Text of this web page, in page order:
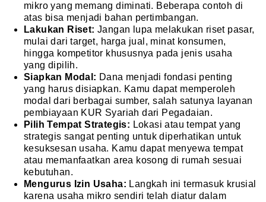
mikro yang memang diminati. Beberapa contoh di
atas bisa menjadi bahan pertimbangan.
Lakukan Riset: Jangan lupa melakukan riset pasar,
mulai dari target, harga jual, minat konsumen,
hingga kompetitor khususnya pada jenis usaha
yang dipilih.
Siapkan Modal: Dana menjadi fondasi penting
yang harus disiapkan. Kamu dapat memperoleh
modal dari berbagai sumber, salah satunya layanan
pembiayaan KUR Syariah dari Pegadaian.
Pilih Tempat Strategis: Lokasi atau tempat yang
strategis sangat penting untuk diperhatikan untuk
kesuksesan usaha. Kamu dapat menyewa tempat
atau memanfaatkan area kosong di rumah sesuai
kebutuhan.
Mengurus Izin Usaha: Langkah ini termasuk krusial
karena usaha mikro sendiri telah diatur dalam